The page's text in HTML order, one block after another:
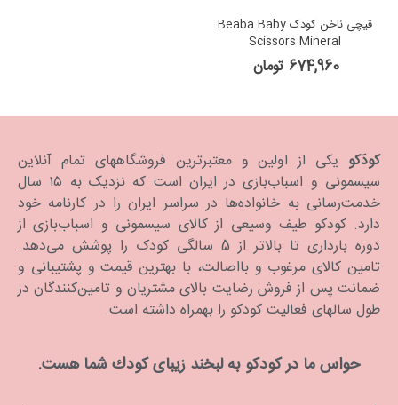
قیچی ناخن کودک Beaba Baby
Scissors Mineral
674,960 تومان
کودَکو یکی از اولین و معتبرترین فروشگاههای تمام آنلاین
سیسمونی و اسباب‌بازی در ایران است که نزدیک به ۱۵ سال
خدمت‌رسانی به خانواده‌ها در سراسر ایران را در کارنامه خود
دارد. كودكو طیف وسیعی از کالای سیسمونی و اسباب‌بازی از
دوره بارداری تا بالاتر از 5 سالگی کودک را پوشش می‌دهد.
تامین کالای مرغوب و بااصالت، با بهترین قیمت و پشتیبانی و
ضمانت پس از فروش رضایت بالای مشتریان و تامین‌کنندگان در
طول سالهای فعالیت کودکو را بهمراه داشته است.
حواس ما در كودكو به لبخند زیبای كودك شما هست.